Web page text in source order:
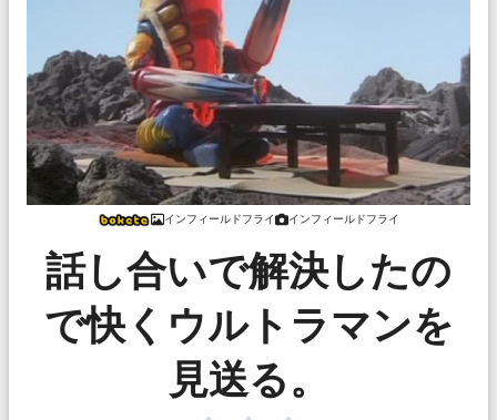
インフィールドフライ インフィールドフライ
話し合いで解決したの
で快くウルトラマンを
見送る。